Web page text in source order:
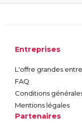
Entreprises
L'offre grandes
FAQ
Conditions
Mentions légales
Partenaires